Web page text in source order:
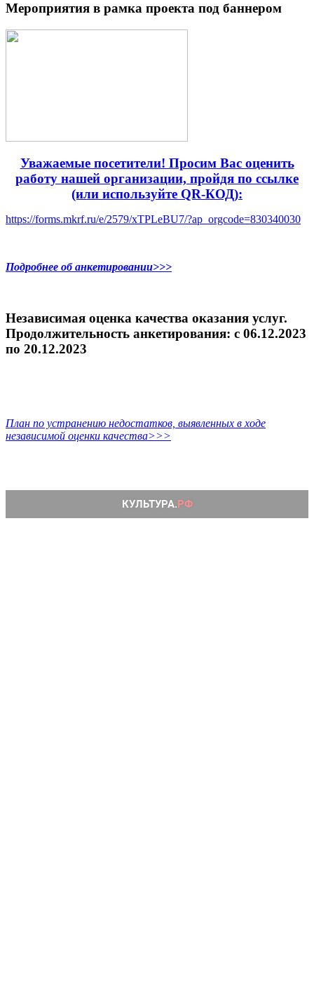
Мероприятия в рамка проекта под баннером
Уважаемые посетители! Просим Вас оценить
работу нашей организации, пройдя по ссылке
(или используйте QR-КОД):
https://forms.mkrf.ru/e/2579/xTPLeBU7/?ap_orgcode=830340030
Подробнее об анкетировании>>>
Независимая оценка качества оказания услуг.
Продолжительность анкетирования: c 06.12.2023
по 20.12.2023
План по устранению недостатков, выявленных в ходе
независимой оценки качества>>>